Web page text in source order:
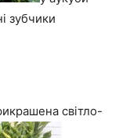
зубчики
світло-